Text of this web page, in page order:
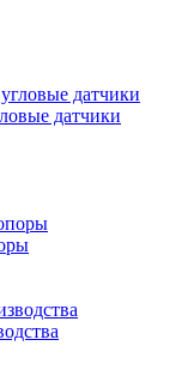
датчики